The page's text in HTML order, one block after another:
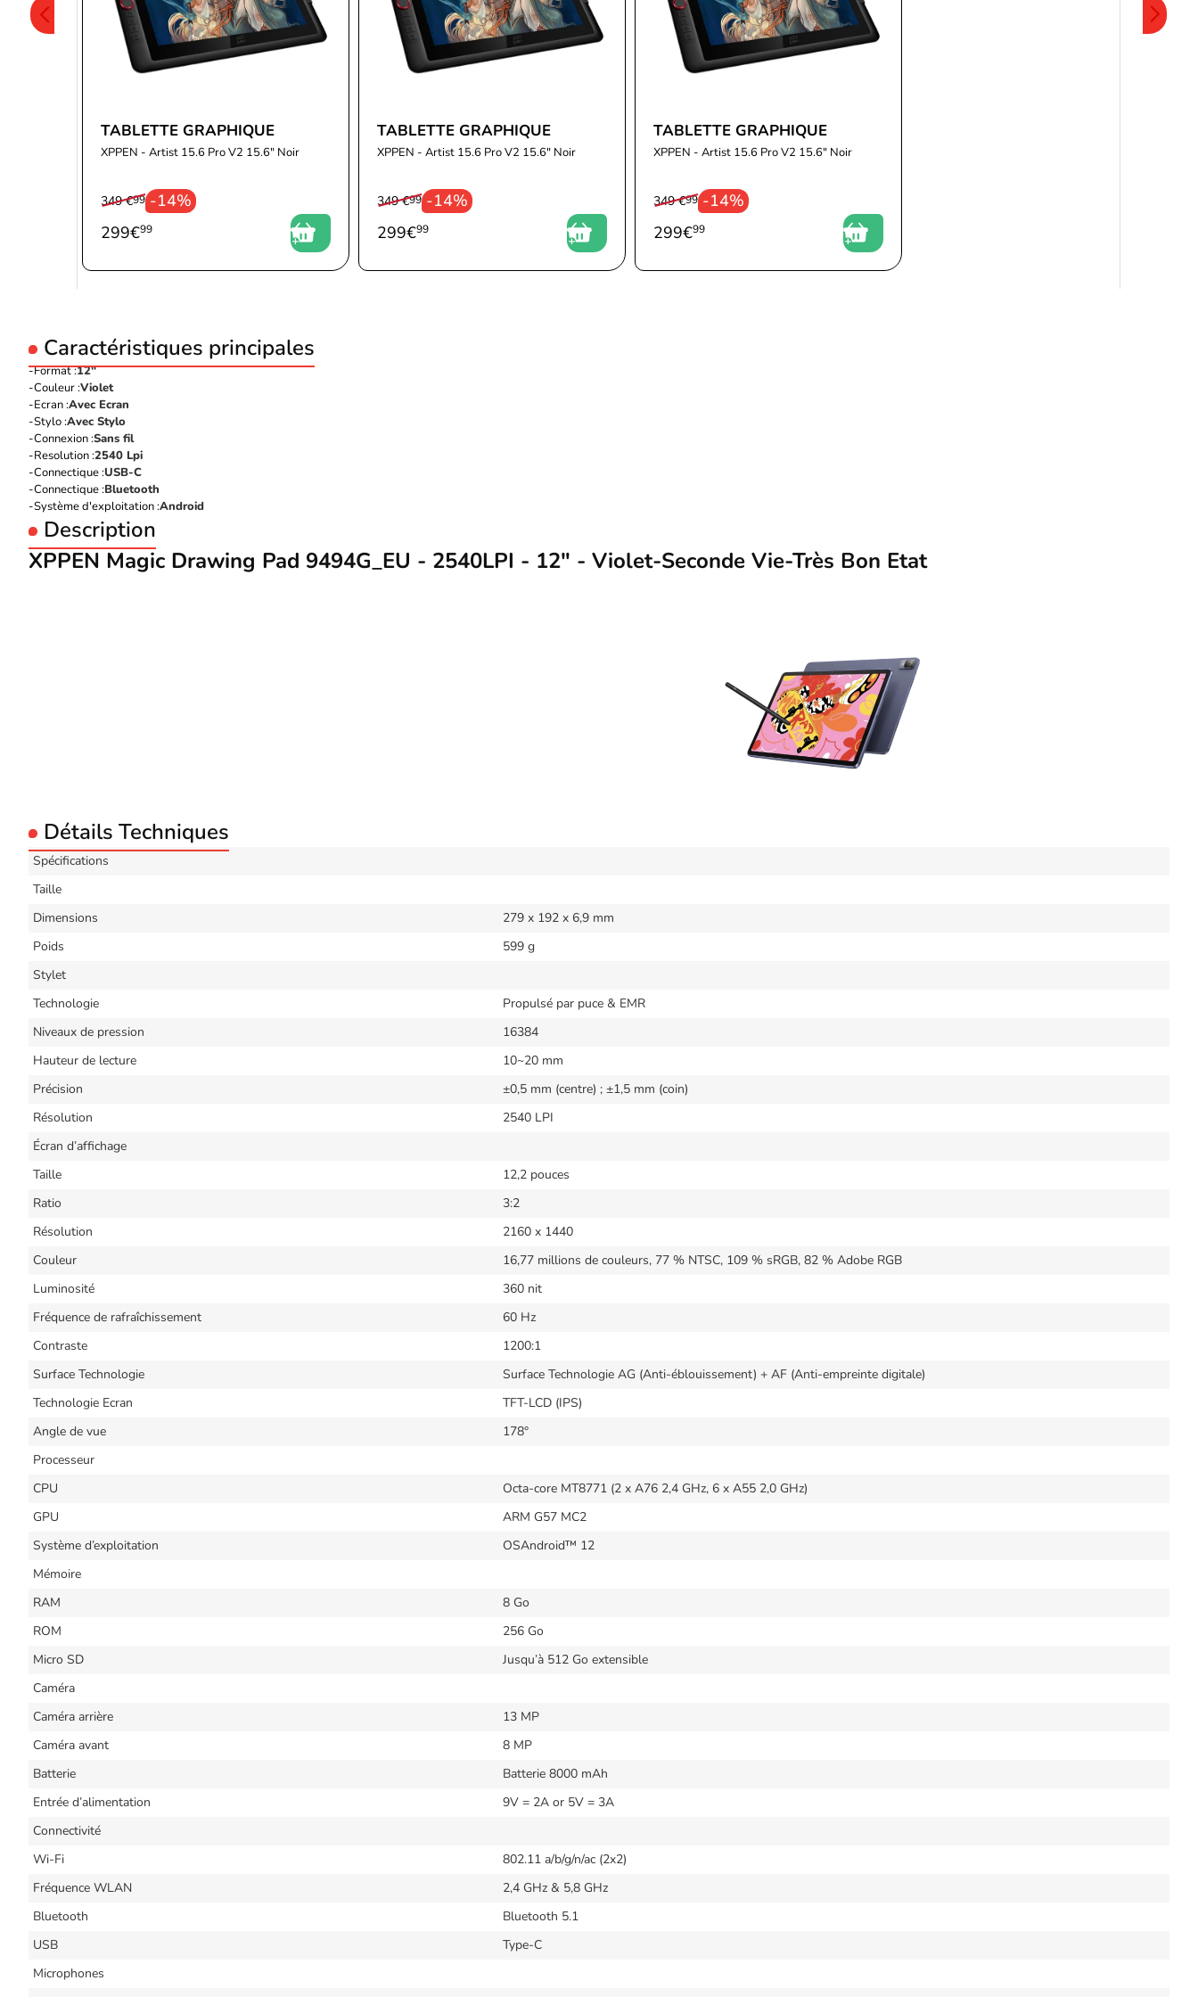
Description
XPPEN Magic Drawing Pad 9494G_EU - 2540LPI - 12" - Violet-Seconde Vie-Très Bon Etat
Caractéristiques principales
Format :12"
Couleur :Violet
Ecran :Avec Ecran
Stylo :Avec Stylo
Connexion :Sans fil
Resolution :2540 Lpi
Connectique :USB-C
Connectique :Bluetooth
Système d'exploitation :Android
Détails Techniques
Spécifications
Taille
Dimensions
279 x 192 x 6,9 mm
Poids
599 g
Stylet
Technologie
Propulsé par puce & EMR
Niveaux de pression
16384
Hauteur de lecture
10~20 mm
Précision
±0,5 mm (centre) ; ±1,5 mm (coin)
Résolution
2540 LPI
Écran d’affichage
Taille
12,2 pouces
Ratio
3:2
Résolution
2160 x 1440
Couleur
16,77 millions de couleurs, 77 % NTSC, 109 % sRGB, 82 % Adobe RGB
Luminosité
360 nit
Fréquence de rafraîchissement
60 Hz
Contraste
1200:1
Surface Technologie
Surface Technologie AG (Anti-éblouissement) + AF (Anti-empreinte digitale)
Technologie Ecran
TFT-LCD (IPS)
Angle de vue
178°
Processeur
CPU
Octa-core MT8771 (2 x A76 2,4 GHz, 6 x A55 2,0 GHz)
GPU
ARM G57 MC2
Système d’exploitation
OSAndroid™ 12
Mémoire
RAM
8 Go
ROM
256 Go
Micro SD
Jusqu’à 512 Go extensible
Caméra
Caméra arrière
13 MP
Caméra avant
8 MP
Batterie
Batterie 8000 mAh
Entrée d’alimentation
9V = 2A or 5V = 3A
Connectivité
Wi-Fi
802.11 a/b/g/n/ac (2x2)
Fréquence WLAN
2,4 GHz & 5,8 GHz
Bluetooth
Bluetooth 5.1
USB
Type-C
Microphones
TABLETTE GRAPHIQUE
XPPEN - Artist 15.6 Pro V2 15.6" Noir
-14%
349 €99
299€99
TABLETTE GRAPHIQUE
XPPEN - Artist 15.6 Pro V2 15.6" Noir
-14%
349 €99
299€99
TABLETTE GRAPHIQUE
XPPEN - Artist 15.6 Pro V2 15.6" Noir
-14%
349 €99
299€99